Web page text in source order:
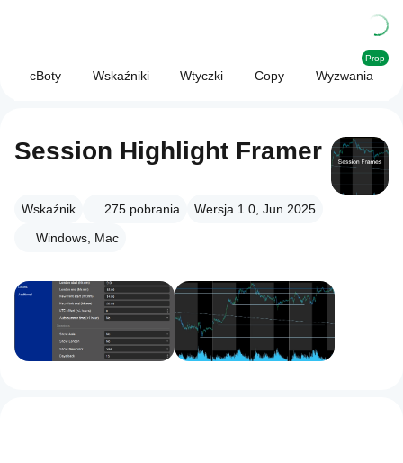
cBoty Wskaźniki Wtyczki Copy Wyzwania
Prop
Session Highlight Framer
Wskaźnik 275 pobrania
Wersja 1.0, Jun 2025
Windows, Mac